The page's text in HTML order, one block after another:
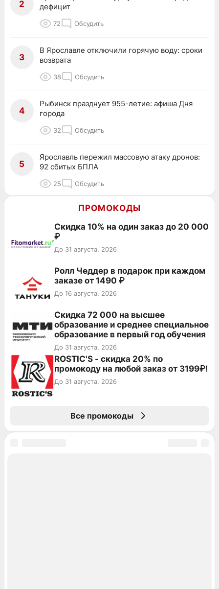
2
дефицит
72 Обсудить
3
В Ярославле отключили горячую воду: сроки
возврата
38 Обсудить
4
Рыбинск празднует 955-летие: афиша Дня
города
32 Обсудить
5
Ярославль пережил массовую атаку дронов:
92 сбитых БПЛА
25 Обсудить
ПРОМОКОДЫ
Скидка 10% на один заказ до 20 000
₽
До 31 августа, 2026
Ролл Чеддер в подарок при каждом
заказе от 1490 ₽
До 16 августа, 2026
Скидка 72 000 на высшее
образование и среднее специальное
образование в первый год обучения
До 31 августа, 2026
ROSTIC'S - скидка 20% по
промокоду на любой заказ от 3199₽!
До 31 августа, 2026
Все промокоды